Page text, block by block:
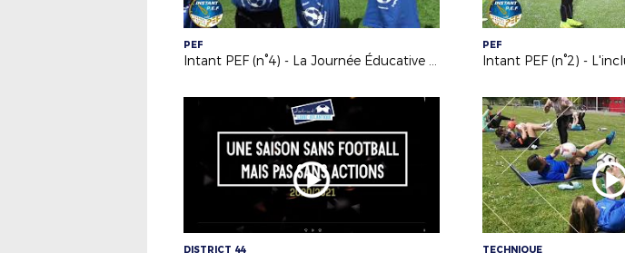
PEF
Intant PEF (n°4) - La Journée Éducative "Soyons P.R.E.T.S" 2022 à l'AOS Pont-Château
PEF
DISTRICT 44 TECHNIQUE